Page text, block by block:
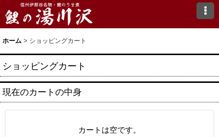
ホーム > ショッピングカート
ショッピングカート
現在のカートの中身
カートは空です。